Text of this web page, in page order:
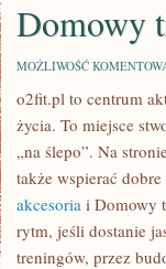
Domowy
MOŻLIWOŚĆ
o2fit.pl to centrum
życia. To miejsce
„na ślepo”. Na
także wspierać
akcesoria i Domowy
rytm, jeśli dostanie
treningów, przez